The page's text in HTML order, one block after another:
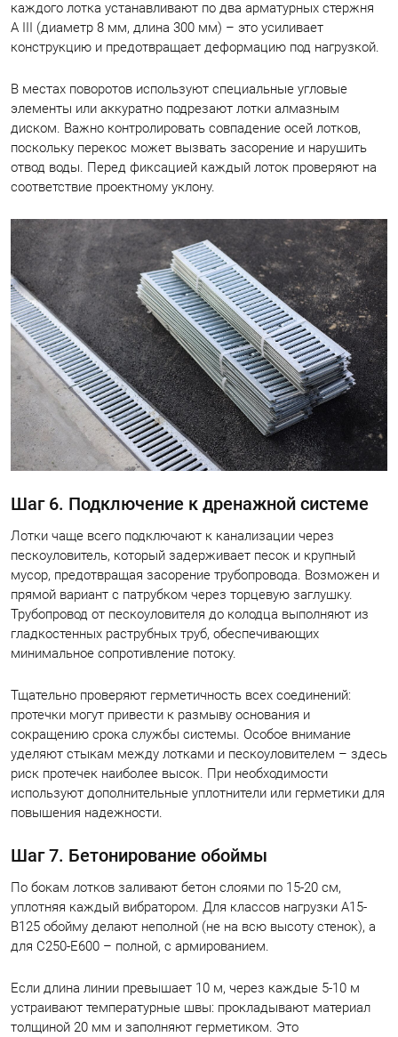
каждого лотка устанавливают по два арматурных стержня
A III (диаметр 8 мм, длина 300 мм) – это усиливает
конструкцию и предотвращает деформацию под нагрузкой.
В местах поворотов используют специальные угловые
элементы или аккуратно подрезают лотки алмазным
диском. Важно контролировать совпадение осей лотков,
поскольку перекос может вызвать засорение и нарушить
отвод воды. Перед фиксацией каждый лоток проверяют на
соответствие проектному уклону.
Шаг 6. Подключение к дренажной системе
Лотки чаще всего подключают к канализации через
пескоуловитель, который задерживает песок и крупный
мусор, предотвращая засорение трубопровода. Возможен и
прямой вариант с патрубком через торцевую заглушку.
Трубопровод от пескоуловителя до колодца выполняют из
гладкостенных раструбных труб, обеспечивающих
минимальное сопротивление потоку.
Тщательно проверяют герметичность всех соединений:
протечки могут привести к размыву основания и
сокращению срока службы системы. Особое внимание
уделяют стыкам между лотками и пескоуловителем – здесь
риск протечек наиболее высок. При необходимости
используют дополнительные уплотнители или герметики для
повышения надежности.
Шаг 7. Бетонирование обоймы
По бокам лотков заливают бетон слоями по 15-20 см,
уплотняя каждый вибратором. Для классов нагрузки A15-
B125 обойму делают неполной (не на всю высоту стенок), а
для C250-E600 – полной, с армированием.
Если длина линии превышает 10 м, через каждые 5-10 м
устраивают температурные швы: прокладывают материал
толщиной 20 мм и заполняют герметиком. Это